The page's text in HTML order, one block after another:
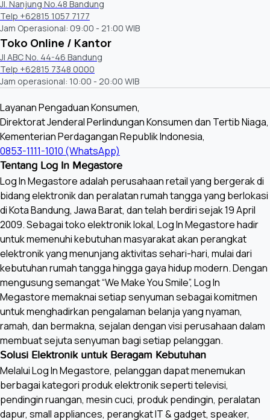
Jl. Nanjung No.48 Bandung
Telp +62815 1057 7177
Jam Operasional: 09:00 - 21:00 WIB
Toko Online / Kantor
Jl ABC No. 44-46 Bandung
Telp +62815 7348 0000
Jam operasional: 10:00 - 20:00 WIB
Layanan Pengaduan Konsumen,
Direktorat Jenderal Perlindungan Konsumen dan Tertib Niaga,
Kementerian Perdagangan Republik Indonesia,
0853-1111-1010 (WhatsApp)
Tentang Log In Megastore
Log In Megastore adalah perusahaan retail yang bergerak di
bidang elektronik dan peralatan rumah tangga yang berlokasi
di Kota Bandung, Jawa Barat, dan telah berdiri sejak 19 April
2009. Sebagai toko elektronik lokal, Log In Megastore hadir
untuk memenuhi kebutuhan masyarakat akan perangkat
elektronik yang menunjang aktivitas sehari-hari, mulai dari
kebutuhan rumah tangga hingga gaya hidup modern. Dengan
mengusung semangat “We Make You Smile”, Log In
Megastore memaknai setiap senyuman sebagai komitmen
untuk menghadirkan pengalaman belanja yang nyaman,
ramah, dan bermakna, sejalan dengan visi perusahaan dalam
membuat sejuta senyuman bagi setiap pelanggan.
Solusi Elektronik untuk Beragam Kebutuhan
Melalui Log In Megastore, pelanggan dapat menemukan
berbagai kategori produk elektronik seperti televisi,
pendingin ruangan, mesin cuci, produk pendingin, peralatan
dapur, small appliances, perangkat IT & gadget, speaker,